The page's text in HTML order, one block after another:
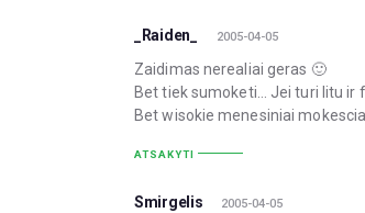
_Raiden_ 2005-04-05
Zaidimas nerealiai geras 🙂
Bet tiek sumoketi… Jei turi litu ir
Bet wisokie menesiniai
ATSAKYTI
Smirgelis 2005-04-05